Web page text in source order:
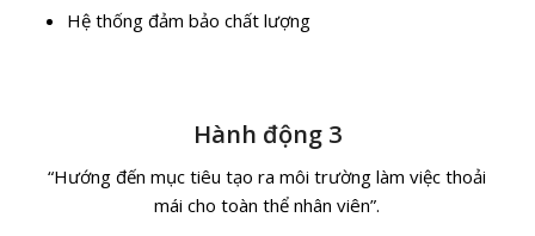
Hệ thống đảm bảo chất lượng
Hành động 3
“Hướng đến mục tiêu tạo ra môi trường làm việc thoải
mái cho toàn thể nhân viên”.